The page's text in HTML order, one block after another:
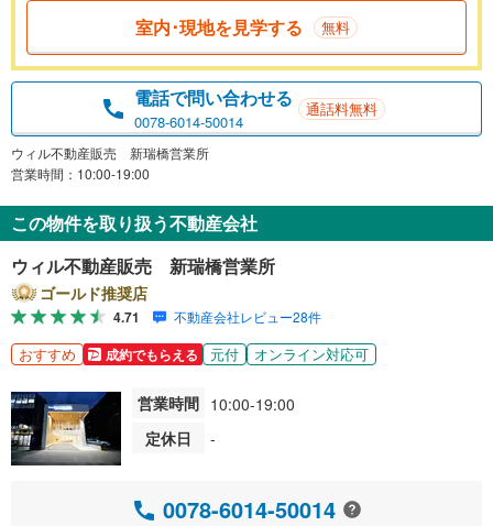
室内･現地を見学する 無料
電話で問い合わせる
0078-6014-50014
通話料無料
ウィル不動産販売 新瑞橋営業所
営業時間：10:00-19:00
この物件を取り扱う不動産会社
ウィル不動産販売 新瑞橋営業所
ゴールド推奨店
4.71 不動産会社レビュー28件
おすすめ 成約でもらえる 元付 オンライン対応可
営業時間 10:00-19:00
定休日
-
0078-6014-50014